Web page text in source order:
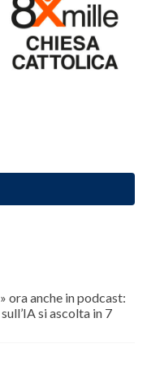
ora anche in podcast:
si ascolta in 7